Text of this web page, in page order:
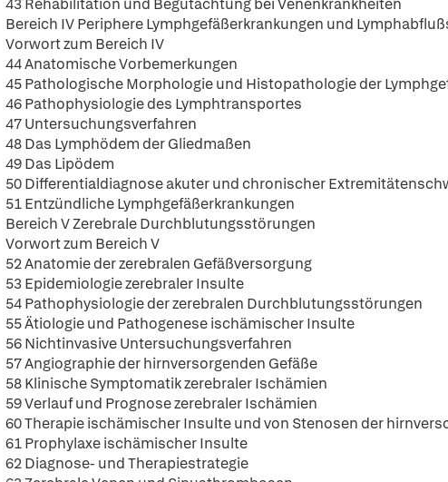
43 Rehabilitation und Begutachtung bei Venenkrankheiten
Bereich IV Periphere Lymphgefäßerkrankungen und
Vorwort zum Bereich IV
44 Anatomische Vorbemerkungen
45 Pathologische Morphologie und Histopathologie der
46 Pathophysiologie des Lymphtransportes
47 Untersuchungsverfahren
48 Das Lymphödem der Gliedmaßen
49 Das Lipödem
50 Differentialdiagnose akuter und chronischer
51 Entzündliche Lymphgefäßerkrankungen
Bereich V Zerebrale Durchblutungsstörungen
Vorwort zum Bereich V
52 Anatomie der zerebralen Gefäßversorgung
53 Epidemiologie zerebraler Insulte
54 Pathophysiologie der zerebralen Durchblutungsstörungen
55 Ätiologie und Pathogenese ischämischer Insulte
56 Nichtinvasive Untersuchungsverfahren
57 Angiographie der hirnversorgenden Gefäße
58 Klinische Symptomatik zerebraler Ischämien
59 Verlauf und Prognose zerebraler Ischämien
60 Therapie ischämischer Insulte und von Stenosen der
61 Prophylaxe ischämischer Insulte
62 Diagnose- und Therapiestrategie